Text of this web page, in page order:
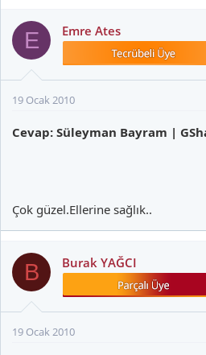
E Emre Ates
19 Ocak 2010
Cevap: Süleyman Bayram |
Çok güzel.Ellerine sağlık..
B Burak YAĞCI
19 Ocak 2010